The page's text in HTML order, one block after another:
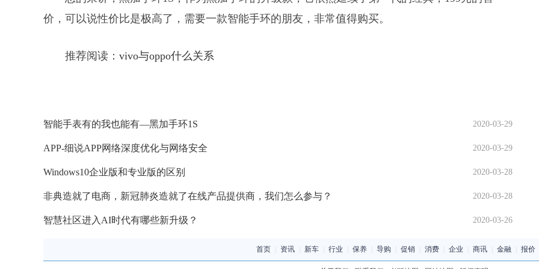
价，可以说性价比是极高了，需要一款智能手环的朋友，非常值得购买。
推荐阅读： vivo与oppo什么关系
2020-03-29
智能手表有的我也能有—黑加手环1S
2020-03-29
APP-细说APP网络深度优化与网络安全
2020-03-28
Windows10企业版和专业版的区别
2020-03-28
非典造就了电商，新冠肺炎造就了在线产品提供商，我们怎么参与？
2020-03-26
智慧社区进入AI时代有哪些新升级？
首页 资讯 新车 行业 保养 导购 促销 消费 企业 商讯 金融 报价